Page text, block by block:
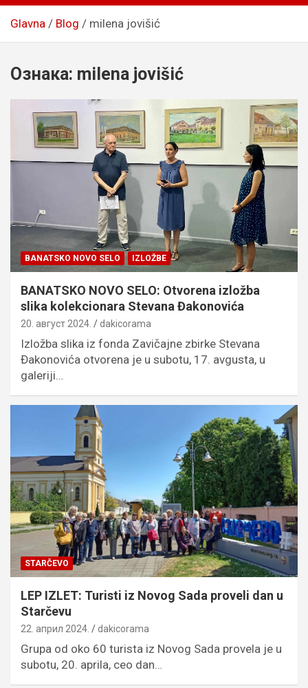
Glavna Blog milena jovišić
Ознака: milena jovišić
BANATSKO NOVO SELO IZLOŽBE
BANATSKO NOVO SELO: Otvorena izložba
slika kolekcionara Stevana Đakonovića
20. август 2024. dakicorama
Izložba slika iz fonda Zavičajne zbirke Stevana
Đakonovića otvorena je u subotu, 17. avgusta, u
galeriji…
STARČEVO
LEP IZLET: Turisti iz Novog Sada proveli dan u
Starčevu
22. април 2024. dakicorama
Grupa od oko 60 turista iz Novog Sada provela je u
subotu, 20. aprila, ceo dan…